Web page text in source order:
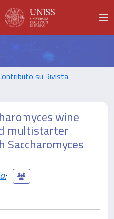
su Rivista
wine
multistarter
;